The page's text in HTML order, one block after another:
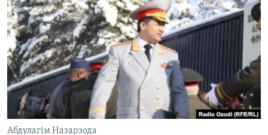
ВСЕ ЗА ДЕНЬ
СПЕЦПРОЕКТИ
ДЕПОРТАЦІЯ
ВІДЕОУРОКИ «ELIFBE»
СВІДЧЕННЯ ОКУПАЦІЇ
УКРАЇНСЬКА ПРОБЛЕМА КРИМУ
ЯК ОБІЙТИ БЛОКУВАННЯ
Русский
Qırımtatar
Абдулагім Назарзода